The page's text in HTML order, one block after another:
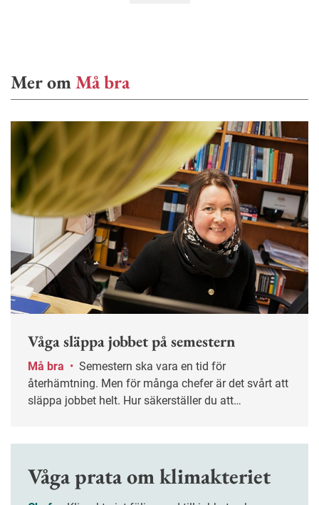
Mer omMå bra
Våga släppa jobbet på semestern
Må bra •
återhämtning. Men för många chefer är det svårt att
släppa jobbet helt. Hur säkerställer du att
Våga prata om klimakteriet